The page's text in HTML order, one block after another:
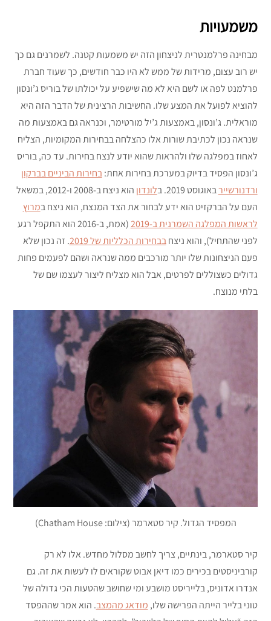
משמעויות
מבחינה פרלמנטרית לניצחון הזה יש משמעות קטנה. לשמרנים גם כך
יש רוב עצום, מרידות של ממש לא היו כבר חודשים, כך שעוד חברת
פרלמנט לפה או לשם היא לא מה שישפיע על יכולתו של בוריס ג’ונסון
להוציא לפועל את המצע שלו. החשיבות הרצינית של הדבר הזה היא
מוראלית. ג’ונסון, באמצעות ג’יל מורטימר, וכנראה גם באמצעות מה
שנראה נכון לכתיבת שורות אלו כהצלחה בבחירות המקומיות, הצליח
לאחוז במפלגה שלו ולהראות שהוא יודע לנצח בחירות. עד כה, בוריס
ג’ונסון הפסיד בדיוק במערכת בחירות אחת:בחירות הביניים בברקון
ורדנורשיירבאוגוסט 2019. ב לונדון
הוא ניצח ב-2008 ו-2012, במשאל
העם על הברקזיט הוא ידע לבחור את הצד המנצח, הוא ניצח במרוץ
לראשות המפלגה השמרנית ב-2019
(אמת, ב-2016 הוא התקפל רגע
לפני שהתחיל), והוא ניצחבבחירות הכלליות של 2019
. זה נכון שלא
פעם הניצחונות שלו יותר מורכבים ממה שנראה ושהם לפעמים פחות
גדולים כשצוללים לפרטים, אבל הוא מצליח ליצור לעצמו שם של
בלתי מנוצח.
המפסיד הגדול. קיר סטארמר (צילום: Chatham House)
קיר סטארמר, בינתיים, צריך לחשב מסלול מחדש. אלו לא רק
קורביניסטים בכירים כמו דיאן אבוט שקוראים לו לעשות את זה. גם
אנדרו אדוניס, בלייריסט מושבע ומי שחושב שהטעות הכי גדולה של
טוני בלייר הייתה הפרישה שלו, מודאג מהמצב. הוא אמר שההפסד